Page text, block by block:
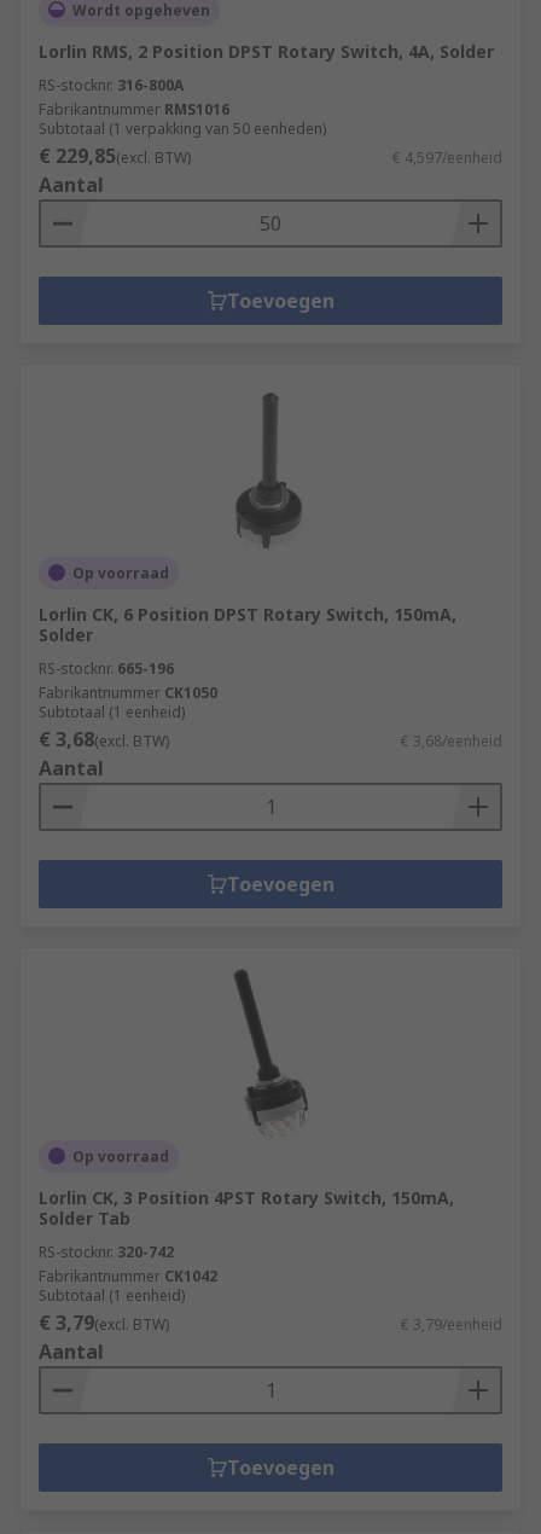
Wordt opgeheven
Lorlin RMS, 2 Position DPST Rotary Switch, 4A, Solder
RS-stocknr. 316-800A
Fabrikantnummer RMS1016
Subtotaal (1 verpakking van 50 eenheden)
€ 229,85(excl. BTW) € 4,597/eenheid
Aantal
Toevoegen
Op voorraad
Lorlin CK, 6 Position DPST Rotary Switch, 150mA,
Solder
RS-stocknr. 665-196
Fabrikantnummer CK1050
Subtotaal (1 eenheid)
€ 3,68(excl. BTW) € 3,68/eenheid
Aantal
Toevoegen
Op voorraad
Lorlin CK, 3 Position 4PST Rotary Switch, 150mA,
Solder Tab
RS-stocknr. 320-742
Fabrikantnummer CK1042
Subtotaal (1 eenheid)
€ 3,79(excl. BTW) € 3,79/eenheid
Aantal
Toevoegen